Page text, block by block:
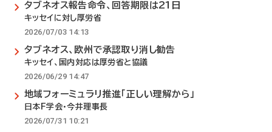
タブネオス報告命令、回答期限は21日
キッセイに対し厚労省
2026/07/03 14:13
タブネオス、欧州で承認取り消し勧告
キッセイ、国内対応は厚労省と協議
2026/06/29 14:47
地域フォーミュラリ推進「正しい理解から」
日本F学会・今井理事長
2026/07/31 10:21